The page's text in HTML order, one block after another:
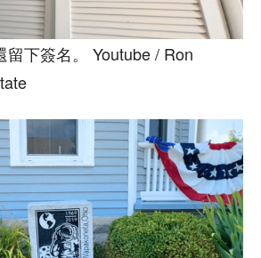
留下簽名。 Youtube / Ron